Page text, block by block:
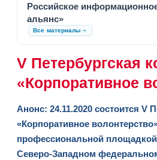
Российское
альянс»
Все материалы
V Петербургская
«Корпоративное
Анонс: 24.11.2020 состоится V
«Корпоративное
профессиональной
Северо-Западном